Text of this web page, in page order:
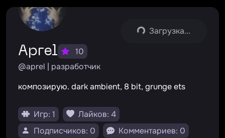
Загрузка...
aprel
10
@aprel | разработчик
композирую. dark ambient, 8 bit, grunge ets
Игр: 1
Лайков: 4
Подписчиков: 0
Комментариев: 0